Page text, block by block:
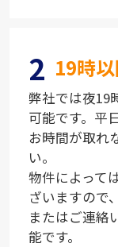
2 19時
弊社では夜19
可能です。平
お時間が取れ
い。
物件によって
ざいますので
またはご連絡
能です。